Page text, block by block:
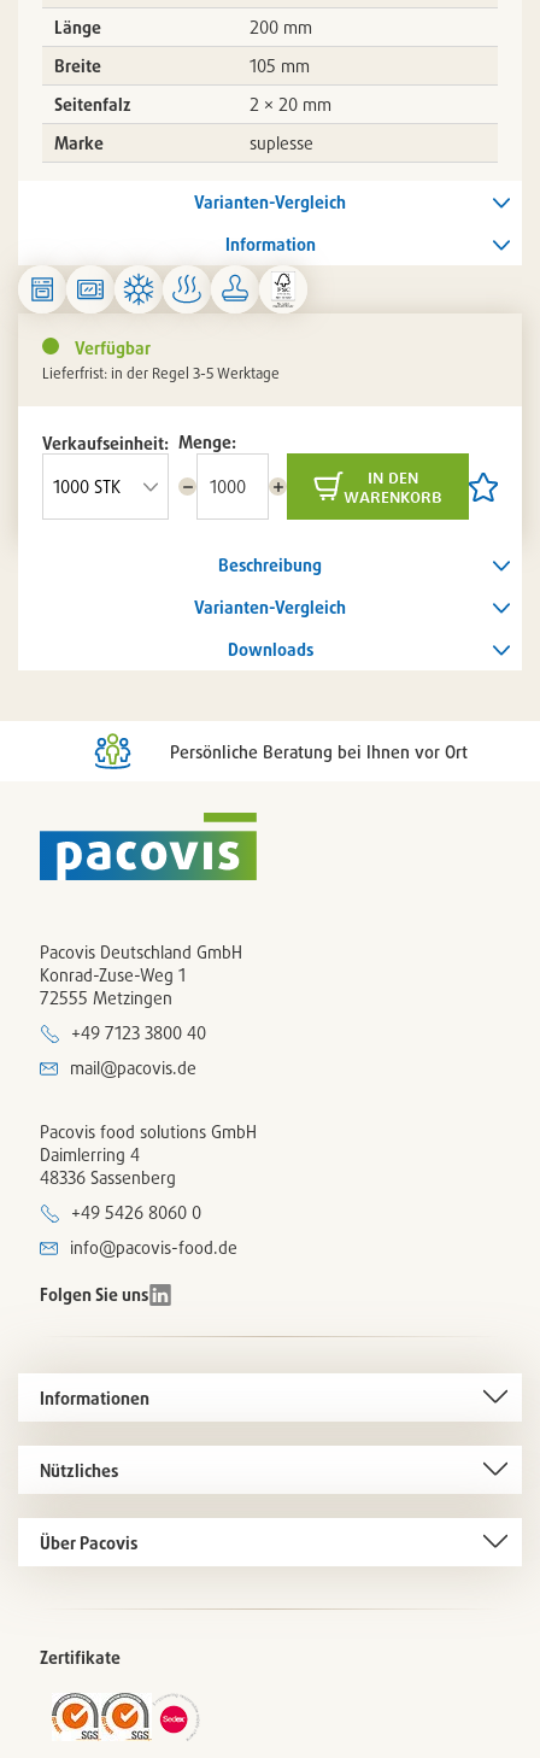
Länge
200 mm
Breite
105 mm
Seitenfalz
2 × 20 mm
Marke
suplesse
Varianten-Vergleich
Information
Verfügbar
Lieferfrist: in der Regel 3-5 Werktage
Verkaufseinheit: Menge:
Menge
Menge
in den
warenkorb
Artikel
setzen
Beschreibung
Varianten-Vergleich
Downloads
Persönliche Beratung bei Ihnen vor Ort
Pacovis Deutschland GmbH
Konrad-Zuse-Weg 1
72555 Metzingen
+49 7123 3800 40
mail@pacovis.de
Pacovis food solutions GmbH
Daimlerring 4
48336 Sassenberg
+49 5426 8060 0
info@pacovis-food.de
Folgen Sie uns
Informationen
Nützliches
Über Pacovis
Zertifikate